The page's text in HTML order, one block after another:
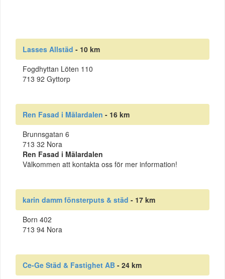
Lasses Allstäd - 10 km
Fogdhyttan Löten 110
713 92 Gyttorp
Ren Fasad i Mälardalen - 16 km
Brunnsgatan 6
713 32 Nora
Ren Fasad i Mälardalen
Välkommen att kontakta oss för mer information!
karin damm fönsterputs & städ - 17 km
Born 402
713 94 Nora
Ce-Ge Städ & Fastighet AB - 24 km